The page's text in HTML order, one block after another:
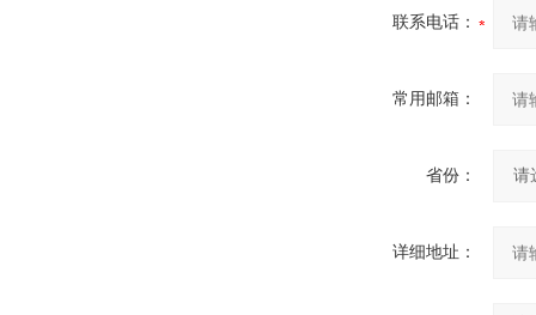
联系电话：
常用邮箱：
省份：
详细地址：